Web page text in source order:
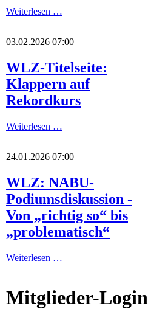
Weiterlesen …
03.02.2026 07:00
WLZ-Titelseite:
Klappern auf
Rekordkurs
Weiterlesen …
24.01.2026 07:00
WLZ: NABU-
Podiumsdiskussion -
Von „richtig so“ bis
„problematisch“
Weiterlesen …
Mitglieder-Login